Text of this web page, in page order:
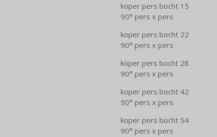
koper pers bocht 15
90° pers x pers
koper pers bocht 22
90° pers x pers
koper pers bocht 28
90° pers x pers
koper pers bocht 42
90° pers x pers
koper pers bocht 54
90° pers x pers